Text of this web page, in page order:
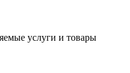
услуги и товары